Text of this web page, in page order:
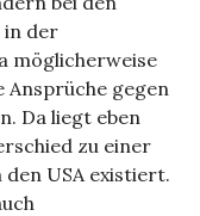
in der
möglicherweise
Ansprüche gegen
Da liegt eben
zu einer
den USA existiert.